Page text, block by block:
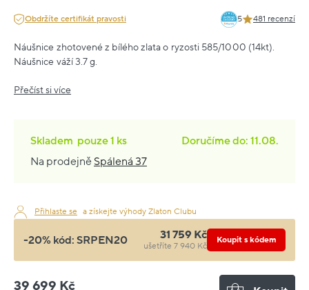
Obdržíte certifikát pravosti 5 481 recenzí
Náušnice zhotovené z bílého zlata o ryzosti 585/1000 (14kt).
Náušnice váží 3.7 g.
Přečíst si více
Skladem pouze1 ks
Doručíme do: 11.08.
Na prodejně Spálená 37
Přihlaste se a získejte výhody Zlaton Clubu
-20% kód: SRPEN20 31 759 Kč
ušetříte 7 940 Kč
Koupit s kódem
39 699 Kč